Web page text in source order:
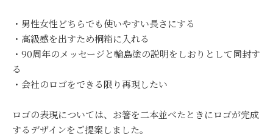
・男性女性どちらでも使いやすい長さにする
・高級感を出すため桐箱に入れる
・90周年のメッセージと輪島塗の説明をしおりとして同封す
る
・会社のロゴをできる限り再現したい
ロゴの表現については、お箸を二本並べたときにロゴが完成
するデザインをご提案しました。